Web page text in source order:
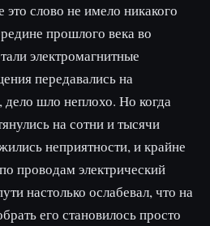
слово не имело никакого
прошлого века во
электромагнитные
передавались на
дело шло неплохо. Но когда
на сотни и тысячи
неприятности, и крайне
проводам электрический
настолько ослабевал, что на
его становилось просто